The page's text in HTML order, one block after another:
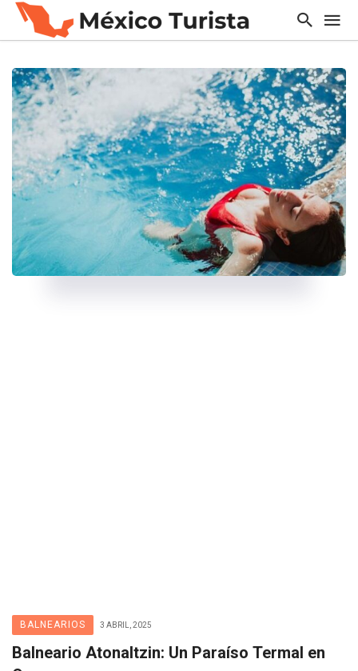
BALNEARIOS 3 ABRIL, 2025
Balneario Atonaltzin: Un Paraíso Termal en